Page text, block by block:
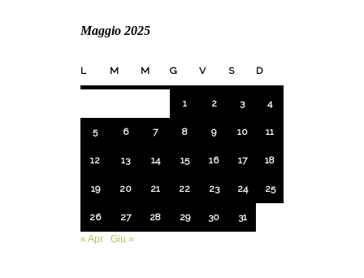
Maggio 2025
L M M G V S D
1 2 3 4
5 6 7 8 9 10 11
12 13 14 15 16 17 18
19 20 21 22 23 24 25
26 27 28 29 30
31
« Apr
Giu »